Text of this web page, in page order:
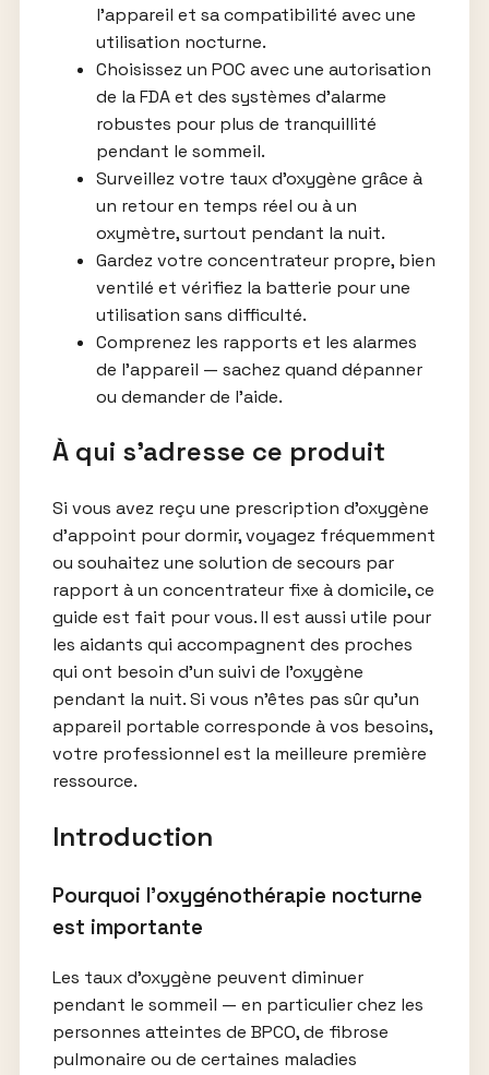
l’appareil et sa compatibilité avec une
utilisation nocturne.
Choisissez un POC avec une autorisation
de la FDA et des systèmes d’alarme
robustes pour plus de tranquillité
pendant le sommeil.
Surveillez votre taux d’oxygène grâce à
un retour en temps réel ou à un
oxymètre, surtout pendant la nuit.
Gardez votre concentrateur propre, bien
ventilé et vérifiez la batterie pour une
utilisation sans difficulté.
Comprenez les rapports et les alarmes
de l’appareil — sachez quand dépanner
ou demander de l’aide.
À qui s’adresse ce produit
Si vous avez reçu une prescription d’oxygène
d’appoint pour dormir, voyagez fréquemment
ou souhaitez une solution de secours par
rapport à un concentrateur fixe à domicile, ce
guide est fait pour vous. Il est aussi utile pour
les aidants qui accompagnent des proches
qui ont besoin d’un suivi de l’oxygène
pendant la nuit. Si vous n’êtes pas sûr qu’un
appareil portable corresponde à vos besoins,
votre professionnel est la meilleure première
ressource.
Introduction
Pourquoi l’oxygénothérapie nocturne
est importante
Les taux d’oxygène peuvent diminuer
pendant le sommeil — en particulier chez les
personnes atteintes de BPCO, de fibrose
pulmonaire ou de certaines maladies